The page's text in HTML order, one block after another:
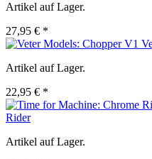
Artikel auf Lager.
27,95 € *
Artikel auf Lager.
22,95 € *
Rider
Artikel auf Lager.